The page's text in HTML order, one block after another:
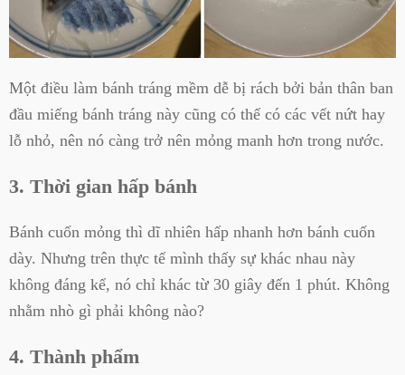
Một điều làm bánh tráng mềm dễ bị rách bởi bản thân ban
đầu miếng bánh tráng này cũng có thể có các vết nứt hay
lỗ nhỏ, nên nó càng trở nên mỏng manh hơn trong nước.
3. Thời gian hấp bánh
Bánh cuốn mỏng thì dĩ nhiên hấp nhanh hơn bánh cuốn
dày. Nhưng trên thực tế mình thấy sự khác nhau này
không đáng kể, nó chỉ khác từ 30 giây đến 1 phút. Không
nhằm nhò gì phải không nào?
4. Thành phẩm